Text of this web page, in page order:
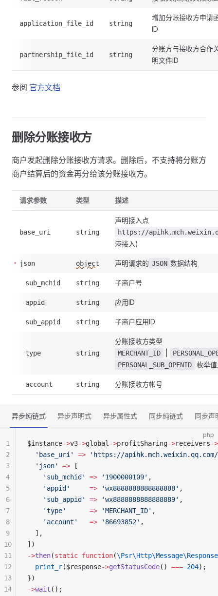
application_file_id string
增加分账接收方申请
ID
partnership_file_id string
分账方与接收方合作
明文件ID
参阅 官方文档
删除分账接收方
商户发起删除分账接收方请求。删除后，不支持将分账方
商户结算后的资金再分给该分账接收方。
请求参数 类型 描述
base_uri string
声明接入点
https://
港接入)
json object 声明请求的 JSON 数据结构
sub_mchid string 子商户号
appid string 应用ID
sub_appid string 子商户应用ID
type string
分账接收方类型
MERCHANT_ID
PERSONAL_SUB_OPENID
枚举
account string 分账接收方帐号
异步纯链式 异步声明式 异步属性式 同步纯链式 同步声
php
$instance->v3->global ->profitSharing->receivers->
  'base_uri'
=> 'https://
  'json'
=> [
    'sub_mchid'
=> '1900000109' ,
    'appid'
     =>
'wx8888888888888888' ,
    'sub_appid'
=> 'wx8888888888888889' ,
    'type'
      =>
'MERCHANT_ID' ,
    'account'
   =>
'86693852' ,
  ],
])
->then(static function(
  print_r
($response->getStatusCode() === 204);
})
->wait ();
1
2
3
4
5
6
7
8
9
10
11
12
13
14